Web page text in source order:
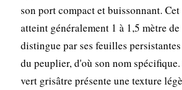
son port compact et buissonnant.
atteint généralement 1 à 1,5 mètre de
distingue par ses feuilles
du peuplier, d'où son nom
vert grisâtre présente une texture